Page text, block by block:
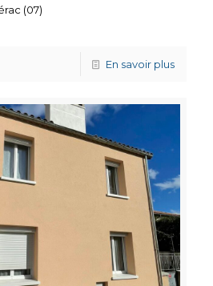
(07)
En savoir plus